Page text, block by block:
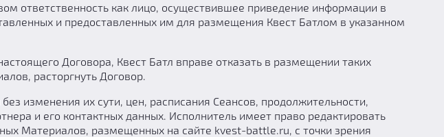
ответственность как лицо, осуществившее приведение информации в
и предоставленных им для размещения Квест Батлом в указанном
Договора, Квест Батл вправе отказать в размещении таких
расторгнуть Договор.
изменения их сути, цен, расписания Сеансов, продолжительности,
и его контактных данных. Исполнитель имеет право редактировать
Материалов, размещенных на сайте kvest-battle.ru, с точки зрения